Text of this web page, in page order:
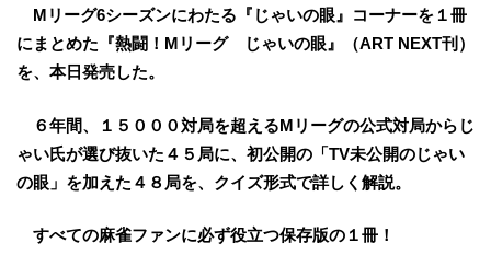
Mリーグ6シーズンにわたる『じゃいの眼』コーナーを１冊
にまとめた『熱闘！Mリーグ じゃいの眼』（ART NEXT刊）
を、本日発売した。
６年間、１５０００対局を超えるMリーグの公式対局からじ
ゃい氏が選び抜いた４５局に、初公開の「TV未公開のじゃい
の眼」を加えた４８局を、クイズ形式で詳しく解説。
すべての麻雀ファンに必ず役立つ保存版の１冊！